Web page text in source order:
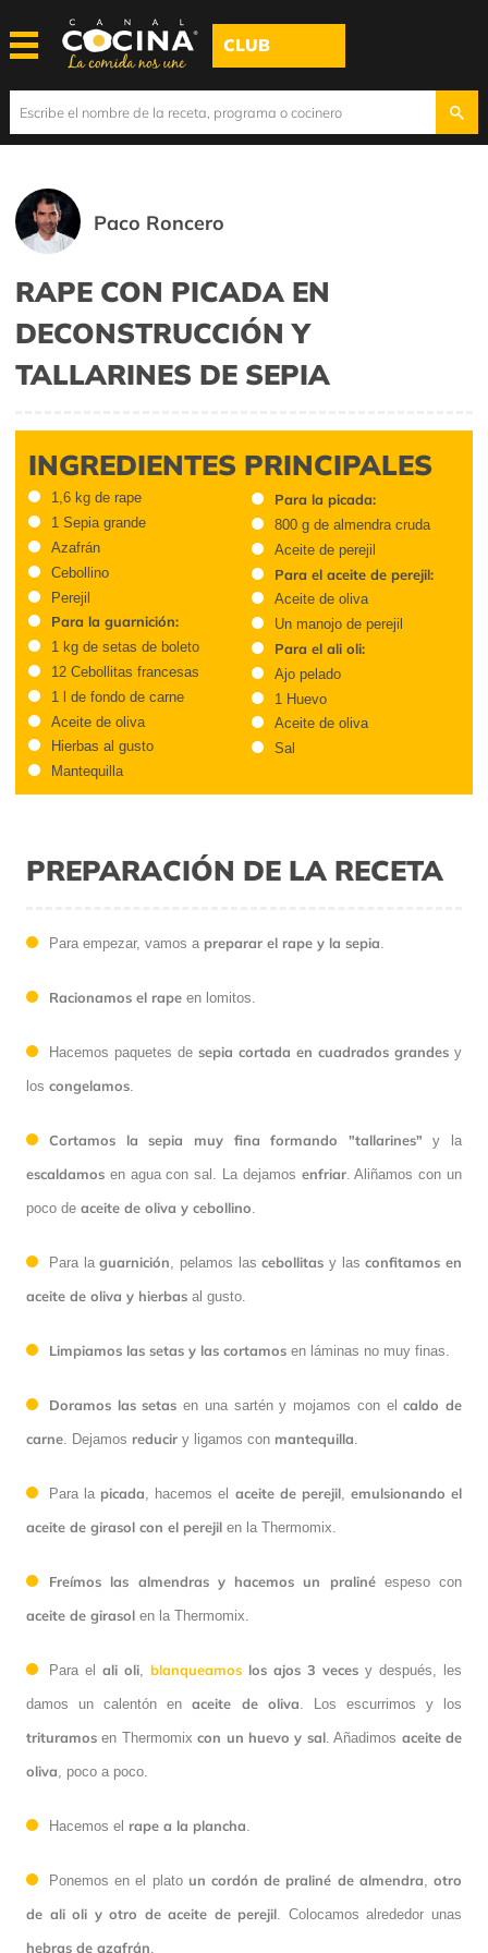
CLUB
Paco Roncero
RAPE CON PICADA EN
DECONSTRUCCIÓN Y
TALLARINES DE SEPIA
INGREDIENTES PRINCIPALES
1,6 kg de rape
1 Sepia grande
Azafrán
Cebollino
Perejil
Para la guarnición:
1 kg de setas de boleto
12 Cebollitas francesas
1 l de fondo de carne
Aceite de oliva
Hierbas al gusto
Mantequilla
Para la picada:
800 g de almendra cruda
Aceite de perejil
Para el aceite de perejil:
Aceite de oliva
Un manojo de perejil
Para el ali oli:
Ajo pelado
1 Huevo
Aceite de oliva
Sal
PREPARACIÓN DE LA RECETA
Para empezar, vamos a preparar el rape y la sepia.
Racionamos el rape en lomitos.
Hacemos paquetes de sepia cortada en cuadrados grandes y
los congelamos.
Cortamos la sepia muy fina formando "tallarines" y la
escaldamos en agua con sal. La dejamos enfriar. Aliñamos con un
poco de aceite de oliva y cebollino.
Para laguarnición, pelamos lascebollitasy lasconfitamos en
aceite de oliva y hierbas al gusto.
Limpiamos las setas y las cortamos en láminas no muy finas.
Doramos las setas en una sartén y mojamos con elcaldo de
carne. Dejamos reducir y ligamos con mantequilla.
Para la picada, hacemos el aceite de perejil, emulsionando el
aceite de girasol con el perejil en la Thermomix.
Freímos las almendras y hacemos un praliné espeso con
aceite de girasol en la Thermomix.
Para el ali oli, blanqueamos los ajos 3 veces y después, les
damos un calentón enaceite de oliva. Los escurrimos y los
trituramosen Thermomixcon un huevo y sal. Añadimos aceite de
oliva, poco a poco.
Hacemos el rape a la plancha.
Ponemos en el plato un cordón de praliné de almendra,otro
de ali oli y otro de aceite de perejil. Colocamos alrededor unas
hebras de azafrán.